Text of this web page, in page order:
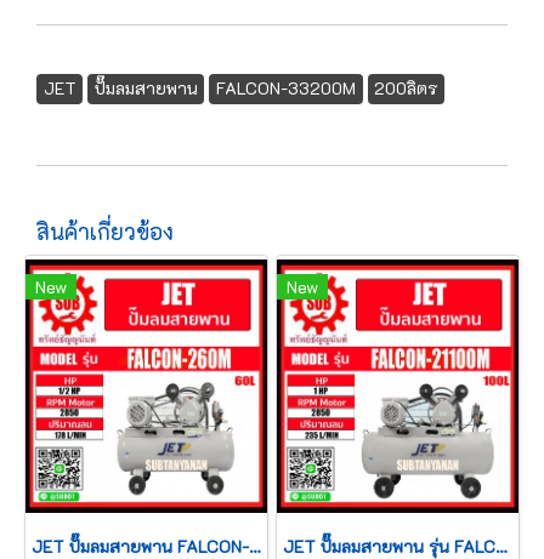
JET ปั๊มลมสายพาน FALCON-33200M 200ลิตร
สินค้าเกี่ยวข้อง
New
JET ปั๊มลมสายพาน FALCON-260M 1/2HP ถัง 60 ลิตร
New
JET ปั๊มลมสายพาน รุ่น FALCON-21100M ปั๊มลม 100 ลิตร เต็ม ปั๊มลม ปั๊มลมไฟฟ้า jet ปั้มลมสายพาน ปั้มลม ปั้มลมไฟฟ้า PUMA 4.8